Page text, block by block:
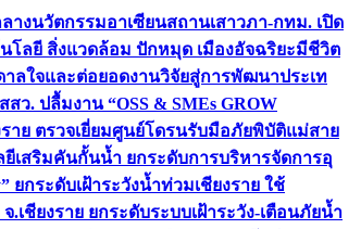
างนวัตกรรมอาเซียนสถานเสาวภา-กทม. เปิด
โลยี สิ่งแวดล้อม ปักหมุด เมืองอัจฉริยะมีชีวิต
ลใจและต่อยอดงานวิจัยสู่การพัฒนาประเท
สสว. ปลื้มงาน “OSS & SMEs GROW
ราย ตรวจเยี่ยมศูนย์โดรนรับมือภัยพิบัติแม่สาย
เสริมคันกั้นน้ำ ยกระดับการบริหารจัดการอุ
ยกระดับเฝ้าระวังน้ำท่วมเชียงราย ใช้
เชียงราย ยกระดับระบบเฝ้าระวัง-เตือนภัยน้ำ